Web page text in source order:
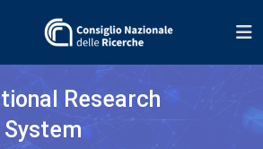
Research
System